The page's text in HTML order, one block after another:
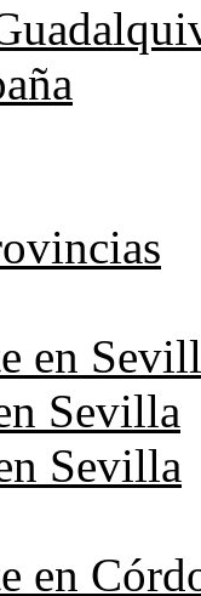
en
Sevilla
Sevilla
en